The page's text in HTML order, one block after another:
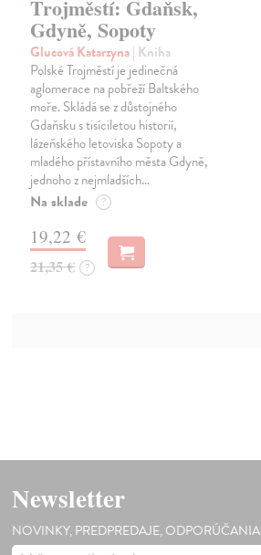
Trojměstí: Gdaňsk,
Gdyně, Sopoty
Glucová Katarzyna| Kniha
Polské Trojměstí je jedinečná
aglomerace na pobřeží Baltského
moře. Skládá se z důstojného
Gdaňsku s tisíciletou historií,
lázeňského letoviska Sopoty a
mladého přístavního města Gdyně,
jednoho z nejmladších…
Na sklade ?
19,22 €
21,35 € ?
Newsletter
NOVINKY, PREDPREDAJE, ODPORÚČANIA